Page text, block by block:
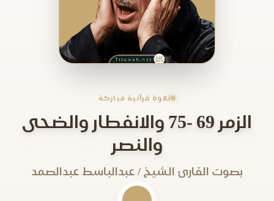
تلاوة قرآنية مباركة
الزمر 69 -75 والانفطار والضحى
والنصر
بصوت القارئ الشيخ / عبدالباسط عبدالصمد